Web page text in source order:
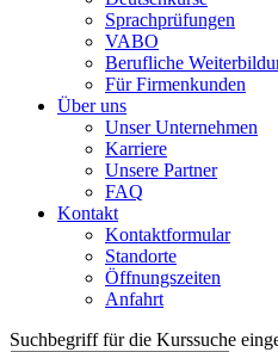
Sprachprüfungen
VABO
Berufliche
Für Firmenkunden
Über uns
Unser Unternehmen
Karriere
Unsere Partner
FAQ
Kontakt
Kontaktformular
Standorte
Öffnungszeiten
Anfahrt
Suchbegriff für die Kurssuche